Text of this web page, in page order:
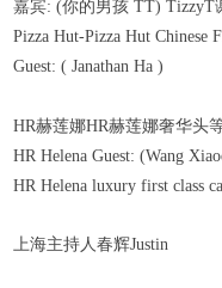
嘉宾: (你的男孩 TT) TizzyT
Pizza Hut-Pizza Hut Chinese
Guest: ( Janathan Ha )
HR赫莲娜HR赫莲娜奢华头
HR Helena Guest: (Wang
HR Helena luxury first class
上海主持人春辉Justin